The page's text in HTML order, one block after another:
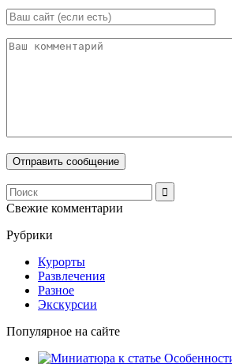
Свежие комментарии
Рубрики
Курорты
Развлечения
Разное
Экскурсии
Популярное на сайте